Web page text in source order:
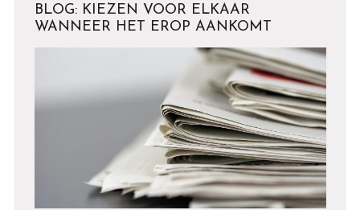
BLOG: KIEZEN VOOR ELKAAR
WANNEER HET EROP AANKOMT